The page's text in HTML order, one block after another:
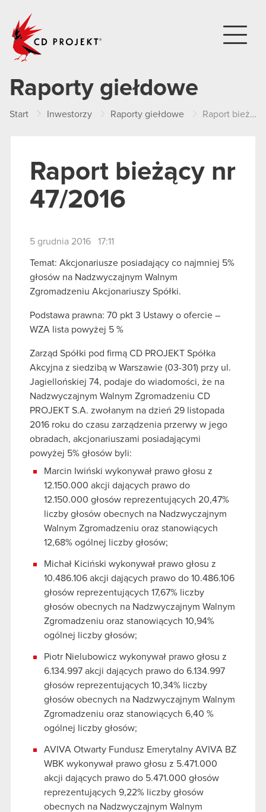
Raporty giełdowe
Start Inwestorzy Raporty giełdowe Raport bieżący nr 47/2016
Raport bieżący nr
47/2016
5 grudnia 2016 17:11
Temat: Akcjonariusze posiadający co najmniej 5%
głosów na Nadzwyczajnym Walnym
Zgromadzeniu Akcjonariuszy Spółki.
Podstawa prawna: 70 pkt 3 Ustawy o ofercie –
WZA lista powyżej 5 %
Zarząd Spółki pod firmą CD PROJEKT Spółka
Akcyjna z siedzibą w Warszawie (03-301) przy ul.
Jagiellońskiej 74, podaje do wiadomości, że na
Nadzwyczajnym Walnym Zgromadzeniu CD
PROJEKT S.A. zwołanym na dzień 29 listopada
2016 roku do czasu zarządzenia przerwy w jego
obradach, akcjonariuszami posiadającymi
powyżej 5% głosów byli:
Marcin Iwiński wykonywał prawo głosu z
12.150.000 akcji dających prawo do
12.150.000 głosów reprezentujących 20,47%
liczby głosów obecnych na Nadzwyczajnym
Walnym Zgromadzeniu oraz stanowiących
12,68% ogólnej liczby głosów;
Michał Kiciński wykonywał prawo głosu z
10.486.106 akcji dających prawo do 10.486.106
głosów reprezentujących 17,67% liczby
głosów obecnych na Nadzwyczajnym Walnym
Zgromadzeniu oraz stanowiących 10,94%
ogólnej liczby głosów;
Piotr Nielubowicz wykonywał prawo głosu z
6.134.997 akcji dających prawo do 6.134.997
głosów reprezentujących 10,34% liczby
głosów obecnych na Nadzwyczajnym Walnym
Zgromadzeniu oraz stanowiących 6,40 %
ogólnej liczby głosów;
AVIVA Otwarty Fundusz Emerytalny AVIVA BZ
WBK wykonywał prawo głosu z 5.471.000
akcji dających prawo do 5.471.000 głosów
reprezentujących 9,22% liczby głosów
obecnych na Nadzwyczajnym Walnym